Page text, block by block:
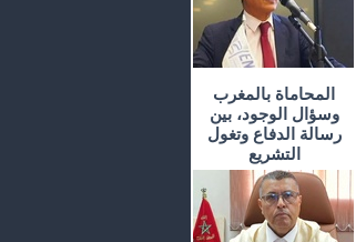
المحاماة بالمغرب
وسؤال الوجود، بين
رسالة الدفاع وتغول
التشريع